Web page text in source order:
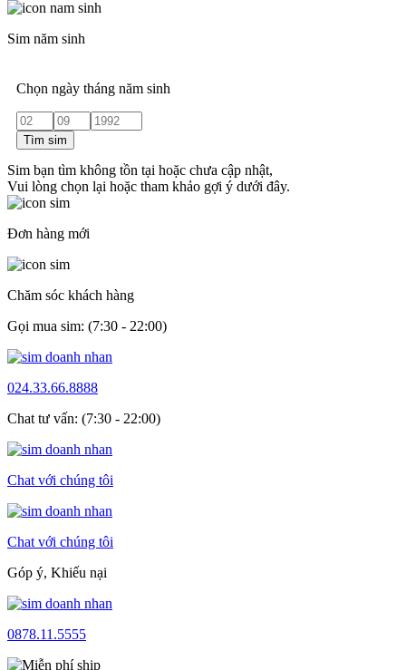
Sim năm sinh
Chọn ngày tháng năm sinh
Tìm sim
Sim bạn tìm không tồn tại hoặc chưa cập nhật,
Vui lòng chọn lại hoặc tham khảo gợi ý dưới đây.
Đơn hàng mới
Chăm sóc khách hàng
Gọi mua sim: (7:30 - 22:00)
024.33.66.8888
Chat tư vấn: (7:30 - 22:00)
Chat với chúng tôi
Chat với chúng tôi
Góp ý, Khiếu nại
0878.11.5555